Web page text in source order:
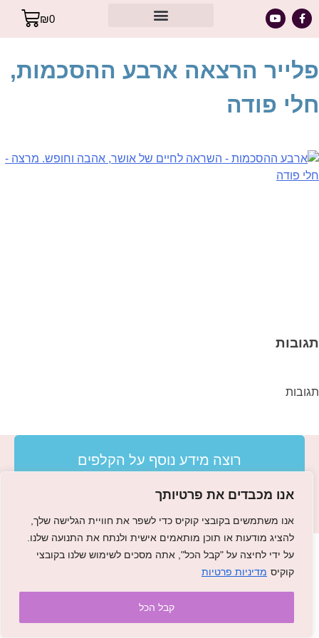
אנו מכבדים את פרטיותך
אנו משתמשים בקובצי קוקיס כדי לשפר את חוויית הגלישה שלך,
להציג מודעות או תוכן מותאמים אישית ולנתח את התנועה שלנו.
על ידי לחיצה על "קבל הכל", אתה מסכים לשימוש שלנו בקובצי
קוקיס מדיניות פרטיות
קבל הכל
₪0
פלייר הרצאה ארבע ההסכמות,
חלי פודה
תגובות
תגובות
רוצה מידע נוסף על הקלפים